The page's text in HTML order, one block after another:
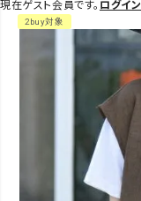
現在ゲスト会員です。 ログイン
2buy対象